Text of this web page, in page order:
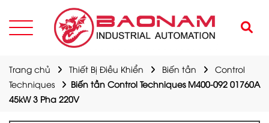
Trang chủ Thiết Bị Điều Khiển Biến tần
Control
Techniques
Biến tần Control Techniques M400-092 01760A
45kW 3 Pha 220V